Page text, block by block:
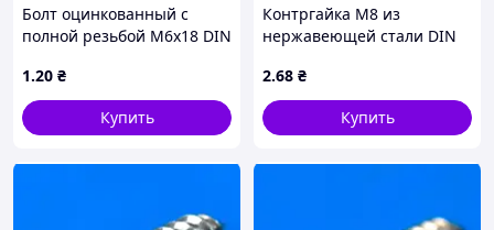
Болт оцинкованный с
полной резьбой М6х18 DIN
1.20 ₴
Купить
Контргайка М8 из
нержавеющей стали DIN
2.68 ₴
Купить